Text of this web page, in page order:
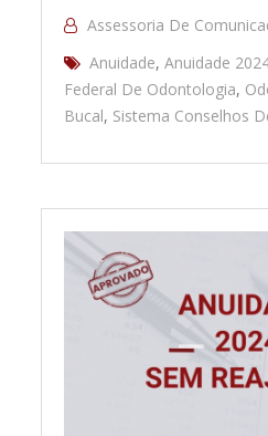
Assessoria De
Anuidade,Anuidade
Federal De Odontologia,
Bucal, Sistema Conselhos